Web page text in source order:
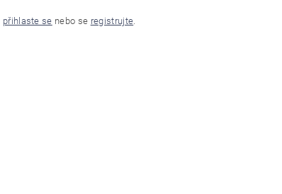
přihlaste se nebo se registrujte